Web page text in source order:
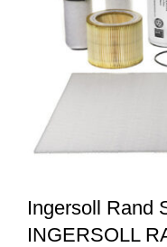
Ingersoll Rand
INGERSOLL